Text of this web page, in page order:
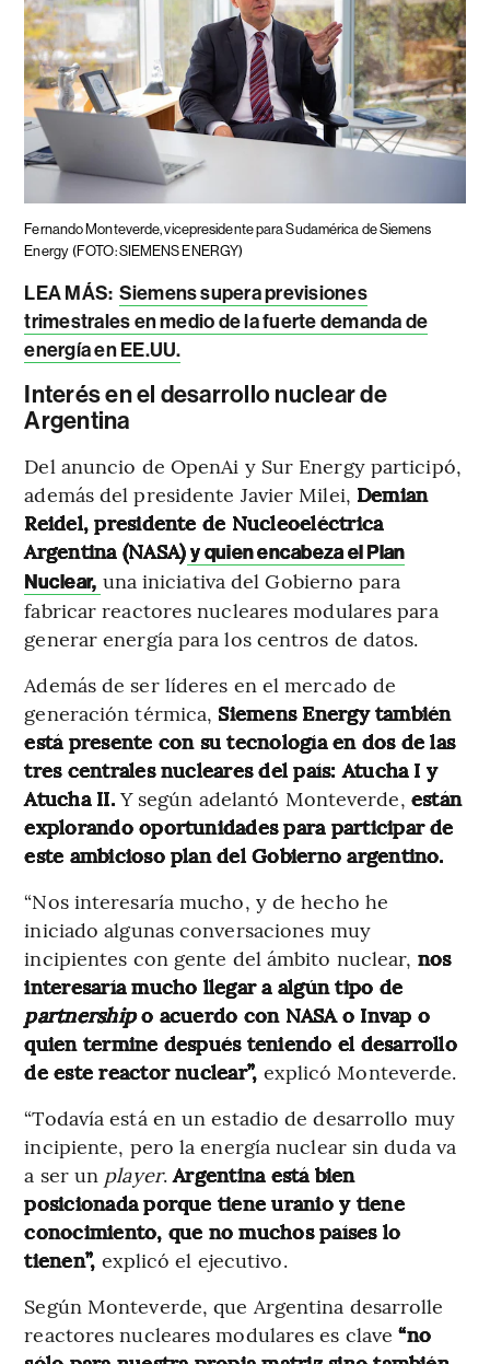
Fernando Monteverde, vicepresidente para Sudamérica de Siemens
Energy (FOTO: SIEMENS ENERGY)
LEA MÁS: Siemens supera previsiones
trimestrales en medio de la fuerte demanda de
energía en EE.UU.
Interés en el desarrollo nuclear de
Argentina
Del anuncio de OpenAi y Sur Energy participó,
además del presidente Javier Milei, Demian
Reidel, presidente de Nucleoeléctrica
Argentina (NASA) y quien encabeza el Plan
Nuclear, una iniciativa del Gobierno para
fabricar reactores nucleares modulares para
generar energía para los centros de datos.
Además de ser líderes en el mercado de
generación térmica, Siemens Energy también
está presente con su tecnología en dos de las
tres centrales nucleares del país: Atucha I y
Atucha II.Y según adelantó Monteverde, están
explorando oportunidades para participar de
este ambicioso plan del Gobierno argentino.
“Nos interesaría mucho, y de hecho he
iniciado algunas conversaciones muy
incipientes con gente del ámbito nuclear, nos
interesaría mucho llegar a algún tipo de
partnershipo acuerdo con NASA o Invap o
quien termine después teniendo el desarrollo
de este reactor nuclear”, explicó Monteverde.
“Todavía está en un estadio de desarrollo muy
incipiente, pero la energía nuclear sin duda va
a ser un player.Argentina está bien
posicionada porque tiene uranio y tiene
conocimiento, que no muchos países lo
tienen”, explicó el ejecutivo.
Según Monteverde, que Argentina desarrolle
reactores nucleares modulares es clave “no